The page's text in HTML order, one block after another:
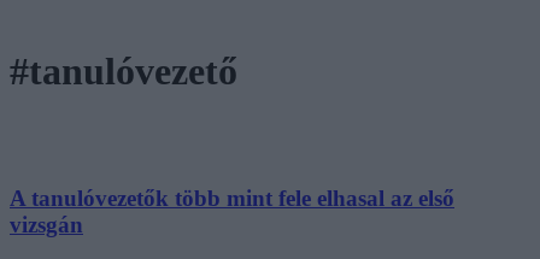
#tanulóvezető
A tanulóvezetők több mint fele elhasal az első
vizsgán